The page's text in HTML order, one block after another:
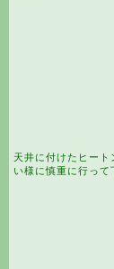
天井に付けたヒー
い様に慎重に行って